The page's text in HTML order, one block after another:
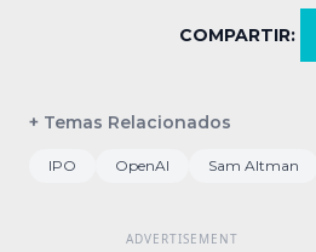
COMPARTIR:
+ Temas Relacionados
IPO OpenAI Sam Altman